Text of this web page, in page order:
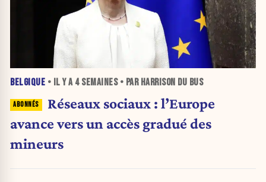
BELGIQUE • IL Y A 4 SEMAINES• PAR HARRISON DU BUS
Réseaux sociaux : l’Europe
avance vers un accès gradué des
mineurs